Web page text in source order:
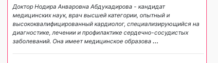
Доктор Нодира Анваровна Абдукадирова - кандидат
медицинских наук, врач высшей категории, опытный и
высококвалифицированный кардиолог, специализирующийся на
диагностике, лечении и профилактике сердечно-сосудистых
заболеваний. Она имеет медицинское образова ...